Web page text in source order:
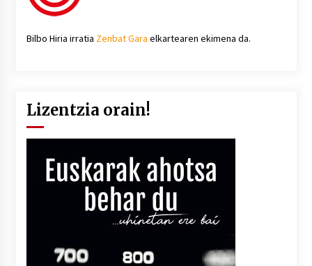
Bilbo Hiria irratia Zenbat Gara elkartearen ekimena da.
Lizentzia orain!